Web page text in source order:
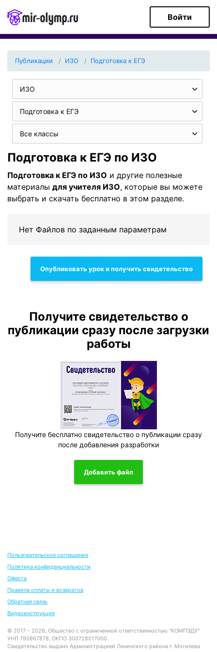
Войти
Публикации ИЗО Подготовка к ЕГЭ
ИЗО
Подготовка к ЕГЭ
Все классы
Подготовка к ЕГЭ по ИЗО
Подготовка к ЕГЭ по ИЗО и другие полезные
материалы для учителя ИЗО, которые вы можете
выбрать и скачать бесплатно в этом разделе.
Нет Файлов по заданным параметрам
Опубликовать урок и получить свидетельство
Получите свидетельство о
публикации сразу после загрузки
работы
Получите бесплатно свидетельство о публикации сразу
после добавления разработки
Добавить файл
Пользовательское соглашение
Политика конфиденциальности
Оферта
Правила оплаты и возвратов
Обратная связь
Видеоинструкция
© 2017 – 2026, Общество с ограниченной ответственностью "КОМПЭДУ"
УНП 790867878, ОКПО 300728017000
Свидетельство выдано Администрацией Ленинского района г. Могилева